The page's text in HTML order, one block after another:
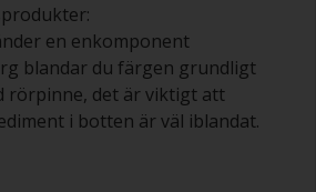
penseldrag bör du hålla
vinkel mot ytan.
en enkomponent
blandar du färgen grundligt
rörpinne, det är viktigt att
i botten är väl iblandat.